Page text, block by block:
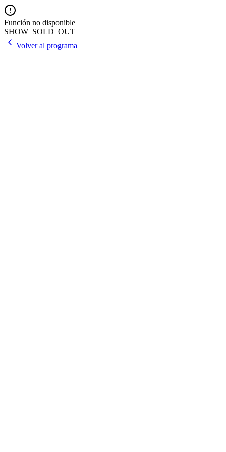
Función no disponible
SHOW_SOLD_OUT
Volver al programa